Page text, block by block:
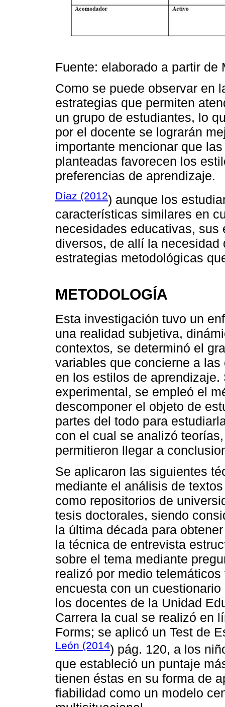
Fuente: elaborado a partir de
Como se puede observar en
estrategias que permiten
un grupo de estudiantes, lo
por el docente se lograrán
importante mencionar que
planteadas favorecen los
preferencias de aprendizaje.
Díaz (2012) aunque los
características similares en
necesidades educativas,
diversos, de allí la necesidad
estrategias metodológicas
METODOLOGÍA
Esta investigación tuvo un
una realidad subjetiva,
contextos, se determinó el
variables que concierne a
en los estilos de
experimental, se empleó el
descomponer el objeto de
partes del todo para
con el cual se analizó
permitieron llegar a
Se aplicaron las siguientes
mediante el análisis de
como repositorios de
tesis doctorales, siendo
la última década para
la técnica de entrevista
sobre el tema mediante
realizó por medio
encuesta con un
los docentes de la Unidad
Carrera la cual se realizó en
Forms; se aplicó un Test de
León (2014) pág. 120, a los
que estableció un puntaje
tienen éstas en su forma de
fiabilidad como un modelo